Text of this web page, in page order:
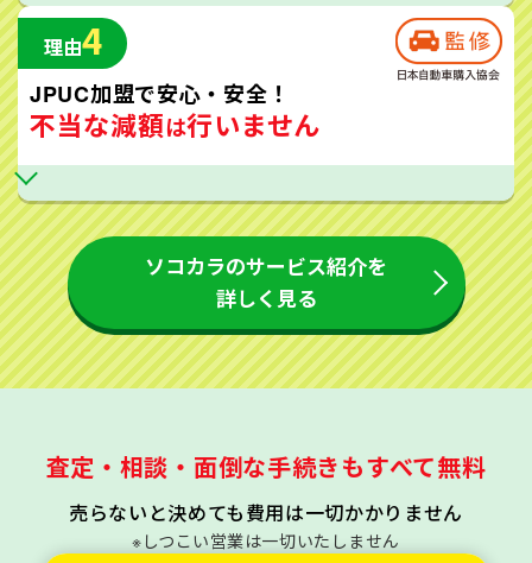
理由4
JPUC加盟で安心・安全！
不当な減額は行いません
ソコカラのサービス紹介を
詳しく見る
査定・相談・面倒な手続きもすべて無料
売らないと決めても費用は一切かかりません
※しつこい営業は一切いたしません